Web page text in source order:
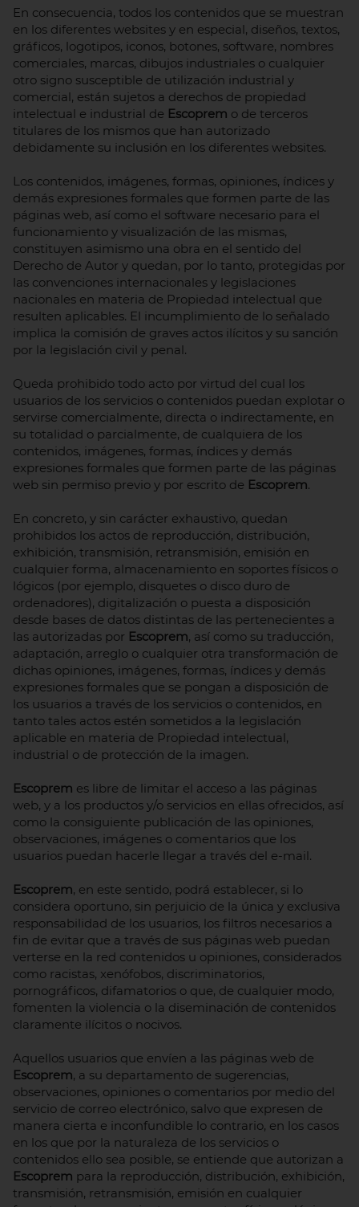
En consecuencia, todos los contenidos que se muestran
en los diferentes websites y en especial, diseños, textos,
gráficos, logotipos, iconos, botones, software, nombres
comerciales, marcas, dibujos industriales o cualquier
otro signo susceptible de utilización industrial y
comercial, están sujetos a derechos de propiedad
intelectual e industrial de Escoprem o de terceros
titulares de los mismos que han autorizado
debidamente su inclusión en los diferentes websites.
Los contenidos, imágenes, formas, opiniones, índices y
demás expresiones formales que formen parte de las
páginas web, así como el software necesario para el
funcionamiento y visualización de las mismas,
constituyen asimismo una obra en el sentido del
Derecho de Autor y quedan, por lo tanto, protegidas por
las convenciones internacionales y legislaciones
nacionales en materia de Propiedad intelectual que
resulten aplicables. El incumplimiento de lo señalado
implica la comisión de graves actos ilícitos y su sanción
por la legislación civil y penal.
Queda prohibido todo acto por virtud del cual los
usuarios de los servicios o contenidos puedan explotar o
servirse comercialmente, directa o indirectamente, en
su totalidad o parcialmente, de cualquiera de los
contenidos, imágenes, formas, índices y demás
expresiones formales que formen parte de las páginas
web sin permiso previo y por escrito de Escoprem.
En concreto, y sin carácter exhaustivo, quedan
prohibidos los actos de reproducción, distribución,
exhibición, transmisión, retransmisión, emisión en
cualquier forma, almacenamiento en soportes físicos o
lógicos (por ejemplo, disquetes o disco duro de
ordenadores), digitalización o puesta a disposición
desde bases de datos distintas de las pertenecientes a
las autorizadas por Escoprem, así como su traducción,
adaptación, arreglo o cualquier otra transformación de
dichas opiniones, imágenes, formas, índices y demás
expresiones formales que se pongan a disposición de
los usuarios a través de los servicios o contenidos, en
tanto tales actos estén sometidos a la legislación
aplicable en materia de Propiedad intelectual,
industrial o de protección de la imagen.
Escoprem es libre de limitar el acceso a las páginas
web, y a los productos y/o servicios en ellas ofrecidos, así
como la consiguiente publicación de las opiniones,
observaciones, imágenes o comentarios que los
usuarios puedan hacerle llegar a través del e-mail.
Escoprem, en este sentido, podrá establecer, si lo
considera oportuno, sin perjuicio de la única y exclusiva
responsabilidad de los usuarios, los filtros necesarios a
fin de evitar que a través de sus páginas web puedan
verterse en la red contenidos u opiniones, considerados
como racistas, xenófobos, discriminatorios,
pornográficos, difamatorios o que, de cualquier modo,
fomenten la violencia o la diseminación de contenidos
claramente ilícitos o nocivos.
Aquellos usuarios que envíen a las páginas web de
Escoprem, a su departamento de sugerencias,
observaciones, opiniones o comentarios por medio del
servicio de correo electrónico, salvo que expresen de
manera cierta e inconfundible lo contrario, en los casos
en los que por la naturaleza de los servicios o
contenidos ello sea posible, se entiende que autorizan a
Escoprem para la reproducción, distribución, exhibición,
transmisión, retransmisión, emisión en cualquier